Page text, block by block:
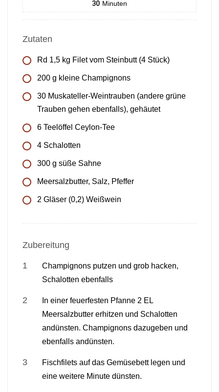
30 Minuten
Zutaten
Rd 1,5 kg Filet vom Steinbutt (4 Stück)
200 g kleine Champignons
30 Muskateller-Weintrauben (andere grüne
Trauben gehen ebenfalls), gehäutet
6 Teelöffel Ceylon-Tee
4 Schalotten
300 g süße Sahne
Meersalzbutter, Salz, Pfeffer
2 Gläser (0,2) Weißwein
Zubereitung
Champignons putzen und grob hacken,
Schalotten ebenfalls
In einer feuerfesten Pfanne 2 EL
Meersalzbutter erhitzen und Schalotten
andünsten. Champignons dazugeben und
ebenfalls andünsten.
Fischfilets auf das Gemüsebett legen und
eine weitere Minute dünsten.